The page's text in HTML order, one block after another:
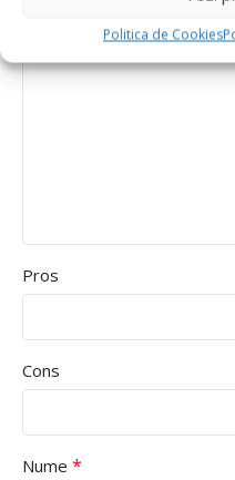
Politica de Cookies
Pros
Cons
Nume *